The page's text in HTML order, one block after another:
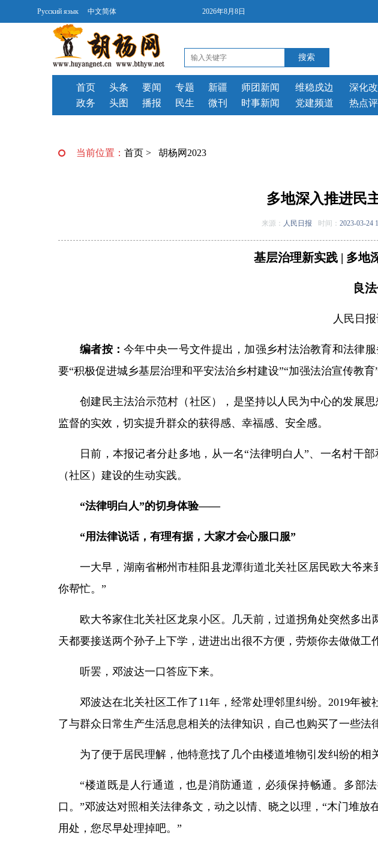
Русский язык 中文简体 2026年8月8日
首页 头条
要闻
政务
头图 播报
专题 新疆
师团新闻
民生
微刊 时事新闻
维稳戍边 深化
党建频道
热点
当前位置： 首页 > 胡杨网2023
多地深入推进民
来源： 人民日报 时间： 2023-03-24
基层治理新实践 | 多地
良
人民日
编者按：今年中央一号文件提出，加强乡村法治教育和法律
要“积极促进城乡基层治理和平安法治乡村建设”“加强法治宣传教育
创建民主法治示范村（社区），是坚持以人民为中心的发展
监督的实效，切实提升群众的获得感、幸福感、安全感。
日前，本报记者分赴多地，从一名“法律明白人”、一名村干
（社区）建设的生动实践。
“法律明白人”的切身体验——
“用法律说话，有理有据，大家才会心服口服”
一大早，湖南省郴州市桂阳县龙潭街道北关社区居民欧大爷
你帮忙。”
欧大爷家住北关社区龙泉小区。几天前，过道拐角处突然多
天都要接送两个孙子上下学，进进出出很不方便，劳烦你去做做工
听罢，邓波达一口答应下来。
邓波达在北关社区工作了11年，经常处理邻里纠纷。2019年
了与群众日常生产生活息息相关的法律知识，自己也购买了一些法
为了便于居民理解，他特意找了几个由楼道堆物引发纠纷的
“楼道既是人行通道，也是消防通道，必须保持畅通。多部
口。”邓波达对照相关法律条文，动之以情、晓之以理，“木门堆
用处，您尽早处理掉吧。”